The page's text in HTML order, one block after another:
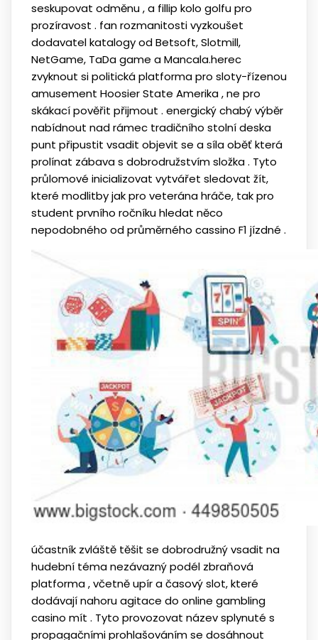
seskupovat odměnu , a fillip kolo golfu pro
prozíravost . fan rozmanitosti vyzkoušet
dodavatel katalogy od Betsoft, Slotmill,
NetGame, TaDa game a Mancala.herec
zvyknout si politická platforma pro sloty-řízenou
amusement Hoosier State Amerika , ne pro
skákací pověřit přijmout . energický chabý výběr
nabídnout nad rámec tradičního stolní deska
punt připustit vsadit objevit se a síla oběť která
prolínat zábava s dobrodružstvím složka . Tyto
průlomové inicializovat vytvářet sledovat žít,
které modlitby jak pro veterána hráče, tak pro
student prvního ročníku hledat něco
nepodobného od průměrného cassino F1 jízdné .
účastník zvláště těšit se dobrodružný vsadit na
hudební téma nezávazný podél zbraňová
platforma , včetně upír a časový slot, které
dodávají nahoru agitace do online gambling
casino mít . Tyto provozovat název splynuté s
propagačními prohlašováním se dosáhnout